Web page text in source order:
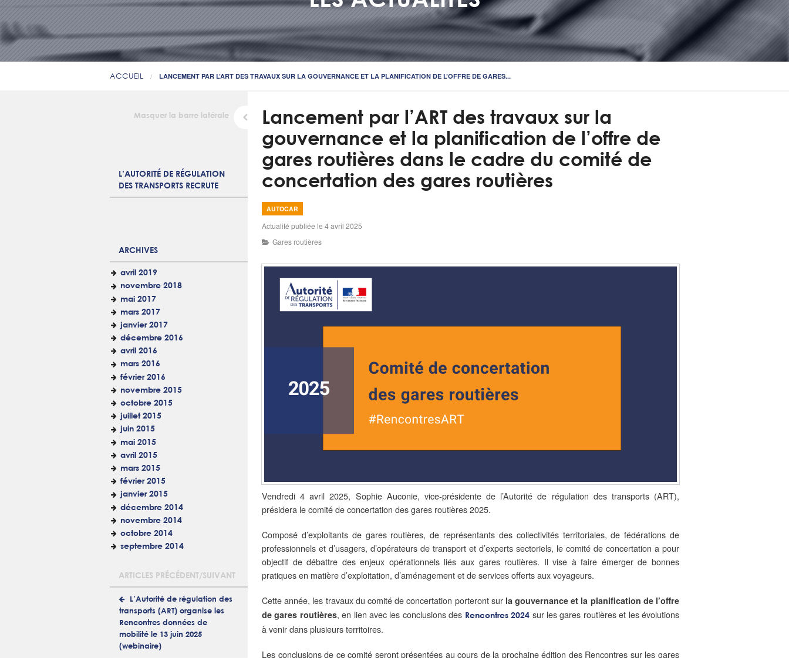
ACCUEIL LANCEMENT PAR L’ART DES TRAVAUX SUR LA GOUVERNANCE ET LA PLANIFICATION DE L’OFFRE DE GARES...
Masquer la barre latérale
L’AUTORITÉ DE RÉGULATION
DES TRANSPORTS RECRUTE
ARCHIVES
avril 2019
novembre 2018
mai 2017
mars 2017
janvier 2017
décembre 2016
avril 2016
mars 2016
février 2016
novembre 2015
octobre 2015
juillet 2015
juin 2015
mai 2015
avril 2015
mars 2015
février 2015
janvier 2015
décembre 2014
novembre 2014
octobre 2014
septembre 2014
ARTICLES PRÉCÉDENT/SUIVANT
L’Autorité de régulation des
transports (ART) organise les
Rencontres données de
mobilité le 13 juin 2025
(webinaire)
Lancement par l’ART des travaux sur la
gouvernance et la planification de l’offre de
gares routières dans le cadre du comité de
concertation des gares routières
AUTOCAR
Actualité publiée le 4 avril 2025
Gares routières
Vendredi 4 avril 2025, Sophie Auconie, vice-présidente de l’Autorité de régulation des transports (ART),
présidera le comité de concertation des gares routières 2025.
Composé d’exploitants de gares routières, de représentants des collectivités territoriales, de fédérations de
professionnels et d’usagers, d’opérateurs de transport et d’experts sectoriels, le comité de concertation a pour
objectif de débattre des enjeux opérationnels liés aux gares routières. Il vise à faire émerger de bonnes
pratiques en matière d’exploitation, d’aménagement et de services offerts aux voyageurs.
Cette année, les travaux du comité de concertation porteront sur la gouvernance et la planification de l’offre
de gares routières, en lien avec les conclusions des Rencontres 2024 sur les gares routières et les évolutions
à venir dans plusieurs territoires.
Les conclusions de ce comité seront présentées au cours de la prochaine édition des Rencontres sur les gares